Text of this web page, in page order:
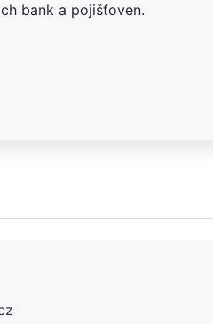
bank a pojišťoven.